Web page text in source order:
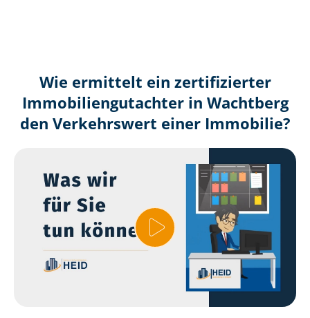
Wie ermittelt ein zertifizierter
Immobilien­gutachter in Wachtberg
den Verkehrswert einer Immobilie?